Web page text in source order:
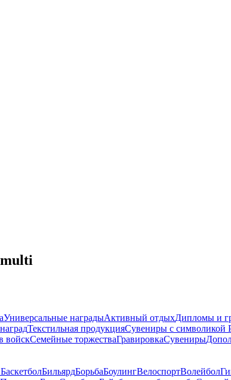
Универсальные наградыАктивный отдыхДипломы и
Текстильная продукцияСувениры с символикой
войскСемейные торжестваГравировкаСувениры
БаскетболБильярдБорьбаБоулингВелоспортВолейбол